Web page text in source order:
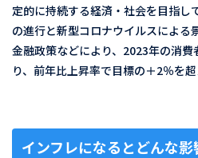
定的に持続する経済・社会を目指し
の進行と新型コロナウイルスによる
金融政策などにより、2023年の消
り、前年比上昇率で目標の＋2％を超
インフレになるとどんな影